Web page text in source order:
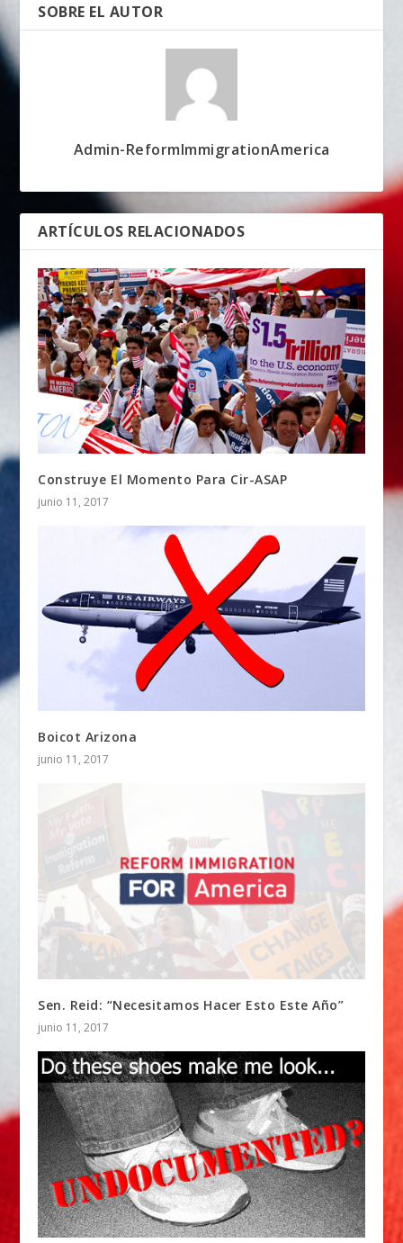
SOBRE EL AUTOR
Admin-ReformImmigrationAmerica
ARTÍCULOS RELACIONADOS
Construye El Momento Para Cir-ASAP
junio 11, 2017
Boicot Arizona
junio 11, 2017
Sen. Reid: “Necesitamos Hacer Esto Este Año”
junio 11, 2017